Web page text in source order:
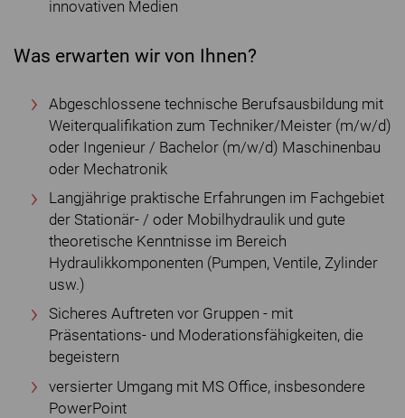
innovativen Medien
Was erwarten wir von Ihnen?
Abgeschlossene technische Berufsausbildung mit
Weiterqualifikation zum Techniker/Meister (m/w/d)
oder Ingenieur / Bachelor (m/w/d) Maschinenbau
oder Mechatronik
Langjährige praktische Erfahrungen im Fachgebiet
der Stationär- / oder Mobilhydraulik und gute
theoretische Kenntnisse im Bereich
Hydraulikkomponenten (Pumpen, Ventile, Zylinder
usw.)
Sicheres Auftreten vor Gruppen - mit
Präsentations- und Moderationsfähigkeiten, die
begeistern
versierter Umgang mit MS Office, insbesondere
PowerPoint